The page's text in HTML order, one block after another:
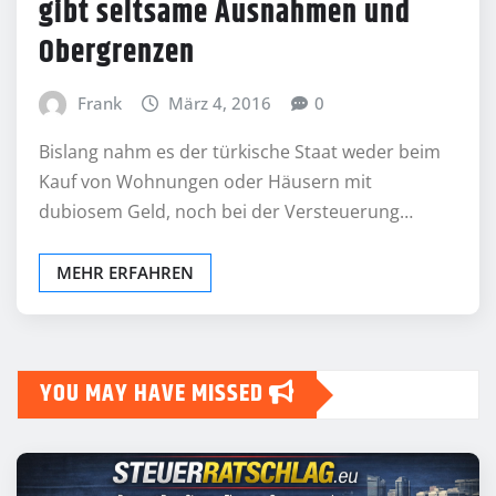
gibt seltsame Ausnahmen und
Obergrenzen
Frank März 4, 2016 0
Bislang nahm es der türkische Staat weder beim
Kauf von Wohnungen oder Häusern mit
dubiosem Geld, noch bei der Versteuerung…
MEHR ERFAHREN
YOU MAY HAVE MISSED